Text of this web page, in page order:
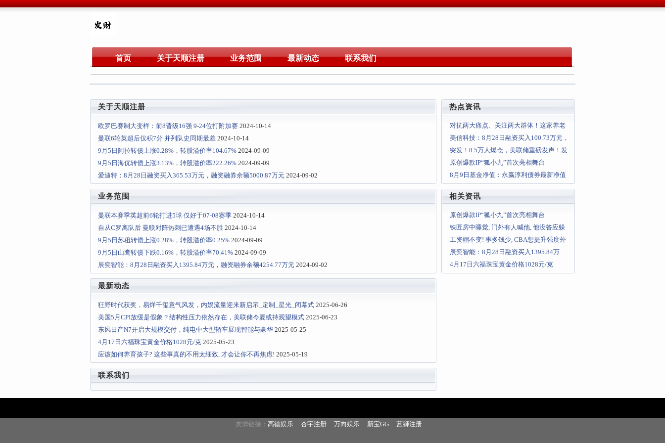
首页 关于天顺注册 业务范围 最新动态 联系我们
关于天顺注册
欧罗巴赛制大变样：前8晋级16强 9-24位打附加赛 2024-10-14
曼联6轮英超后仅积7分 并列队史同期最差 2024-10-14
9月5日阿拉转债上涨0.28%，转股溢价率104.67% 2024-09-09
9月5日海优转债上涨3.13%，转股溢价率222.26% 2024-09-09
爱迪特：8月28日融资买入365.53万元，融资融券余额5000.87万元 2024-09-02
业务范围
曼联本赛季英超前6轮打进5球 仅好于07-08赛季 2024-10-14
自从C罗离队后 曼联对阵热刺已遭遇4场不胜 2024-10-14
9月5日苏租转债上涨0.28%，转股溢价率0.25% 2024-09-09
9月5日山鹰转债下跌0.16%，转股溢价率70.41% 2024-09-09
辰奕智能：8月28日融资买入1395.84万元，融资融券余额4254.77万元 2024-09-02
最新动态
狂野时代获奖，易烊千玺意气风发，内娱流量迎来新启示_定制_星光_闭幕式 2025-06-26
美国5月CPI放缓是假象？结构性压力依然存在，美联储今夏或持观望模式 2025-06-23
东风日产N7开启大规模交付，纯电中大型轿车展现智能与豪华 2025-05-25
4月17日六福珠宝黄金价格1028元/克 2025-05-23
应该如何养育孩子? 这些事真的不用太细致, 才会让你不再焦虑! 2025-05-19
联系我们
热点资讯
对抗两大痛点、关注两大群体！这家养老
服务机构迈出万里长征第一步
美信科技：8月28日融资买入100.73万元，
融资融券余额397
突发！8.5万人爆仓，美联储重磅发声！发
生了什么？
原创爆款IP“狐小九”首次亮相舞台
8月9日基金净值：永赢淳利债券最新净值
1.1245，跌0.05%
相关资讯
原创爆款IP“狐小九”首次亮相舞台
铁匠房中睡觉, 门外有人喊他, 他没答应躲
过一劫
工资帽不变! 事多钱少, CBA想提升强度外
援得重视起来才行
辰奕智能：8月28日融资买入1395.84万
元，融资融券余额42
4月17日六福珠宝黄金价格1028元/克
友情链接： 高德娱乐 杏宇注册 万向娱乐 新宝GG 蓝狮注册